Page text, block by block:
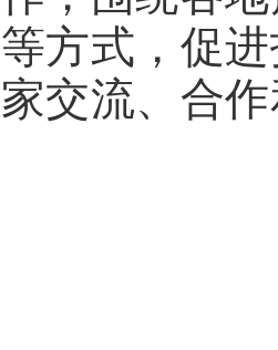
等方式，促
家交流、合